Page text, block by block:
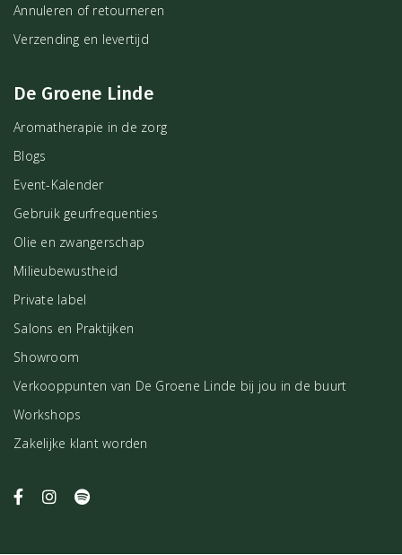
Annuleren of retourneren
Verzending en levertijd
De Groene Linde
Aromatherapie in de zorg
Blogs
Event-Kalender
Gebruik geurfrequenties
Olie en zwangerschap
Milieubewustheid
Private label
Salons en Praktijken
Showroom
Verkooppunten van De Groene Linde bij jou in de buurt
Workshops
Zakelijke klant worden